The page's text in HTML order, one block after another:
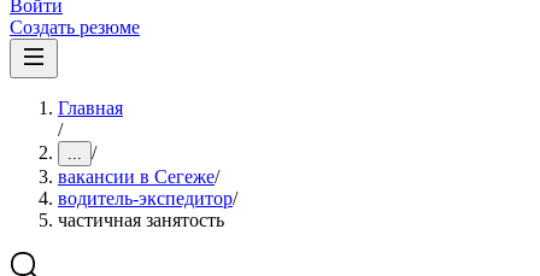
Войти
Создать резюме
Главная
/
... /
вакансии в Сегеже/
водитель-экспедитор/
частичная занятость